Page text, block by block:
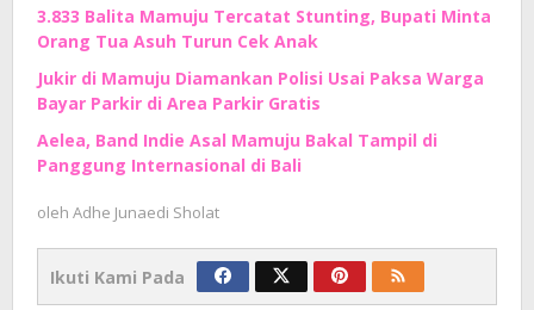
3.833 Balita Mamuju Tercatat Stunting, Bupati Minta
Orang Tua Asuh Turun Cek Anak
Jukir di Mamuju Diamankan Polisi Usai Paksa Warga
Bayar Parkir di Area Parkir Gratis
Aelea, Band Indie Asal Mamuju Bakal Tampil di
Panggung Internasional di Bali
oleh Adhe Junaedi Sholat
Ikuti Kami Pada